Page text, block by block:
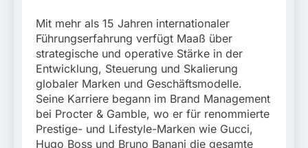
Mit mehr als 15 Jahren internationaler
Führungserfahrung verfügt Maaß über
strategische und operative Stärke in der
Entwicklung, Steuerung und Skalierung
globaler Marken und Geschäftsmodelle.
Seine Karriere begann im Brand Management
bei Procter & Gamble, wo er für renommierte
Prestige- und Lifestyle-Marken wie Gucci,
Hugo Boss und Bruno Banani die gesamte